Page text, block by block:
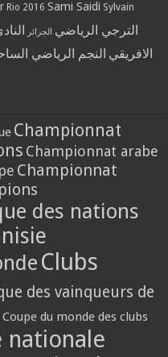
Rio 2016 Sami Saidi Sylvain
الترجي الرياضي الجزائر
الافريقي النجم الرياضي
Championnat
Championnat arabe
Championnat
des nations
Clubs
des vainqueurs de
Coupe du monde des clubs
nationale